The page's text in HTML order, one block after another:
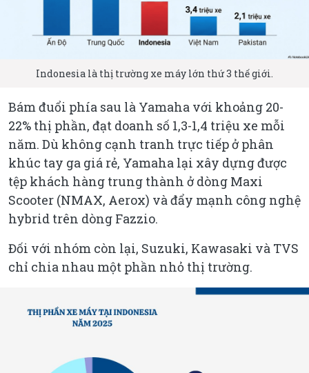
Indonesia là thị trường xe máy lớn thứ 3 thế giới.
Bám đuổi phía sau là Yamaha với khoảng 20-
22% thị phần, đạt doanh số 1,3-1,4 triệu xe mỗi
năm. Dù không cạnh tranh trực tiếp ở phân
khúc tay ga giá rẻ, Yamaha lại xây dựng được
tệp khách hàng trung thành ở dòng Maxi
Scooter (NMAX, Aerox) và đẩy mạnh công nghệ
hybrid trên dòng Fazzio.
Đối với nhóm còn lại, Suzuki, Kawasaki và TVS
chỉ chia nhau một phần nhỏ thị trường.